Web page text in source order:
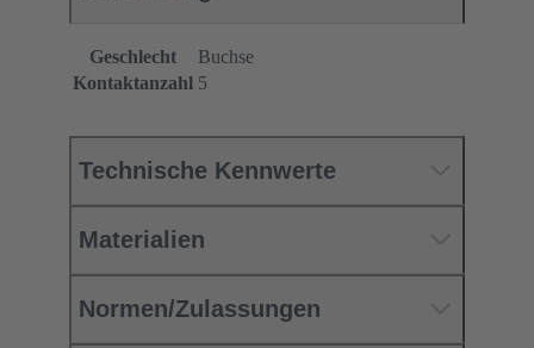
Geschlecht
Buchse
Kontaktanzahl 5
Technische Kennwerte
Materialien
Normen/Zulassungen